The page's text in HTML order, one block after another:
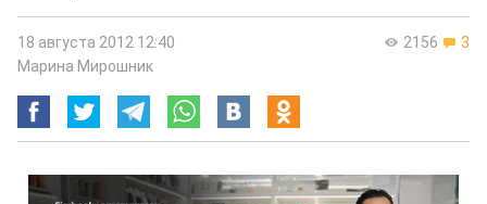
2156 3
18 августа 2012 12:40
Марина Мирошник